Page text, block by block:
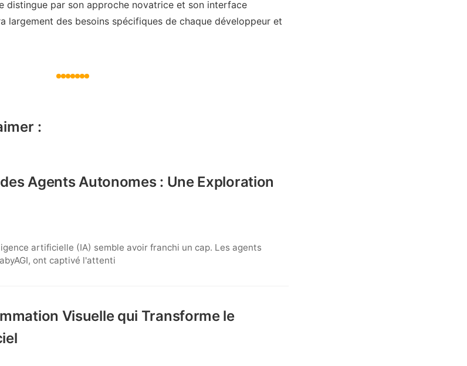
distingue par son approche novatrice et son interface
largement des besoins spécifiques de chaque développeur et
:
Agents Autonomes : Une Exploration
artificielle (IA) semble avoir franchi un cap. Les agents
ont captivé l'attenti
Visuelle qui Transforme le